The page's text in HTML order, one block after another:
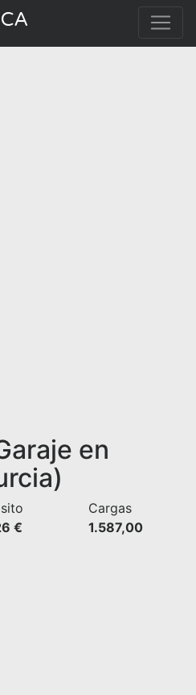
en
€
Cargas
1.587,00 